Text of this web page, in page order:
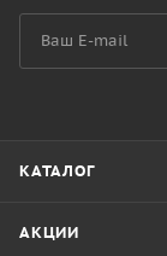
КАТАЛОГ
АКЦИИ